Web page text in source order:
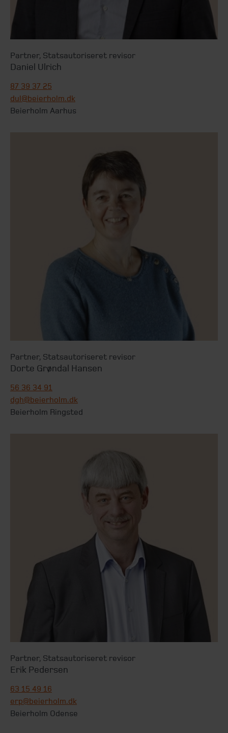
Partner, Statsautoriseret revisor
Daniel Ulrich
87 39 37 25
dul@beierholm.dk
Beierholm Aarhus
Partner, Statsautoriseret revisor
Dorte Grøndal Hansen
56 36 34 91
dgh@beierholm.dk
Beierholm Ringsted
Partner, Statsautoriseret revisor
Erik Pedersen
63 15 49 16
erp@beierholm.dk
Beierholm Odense